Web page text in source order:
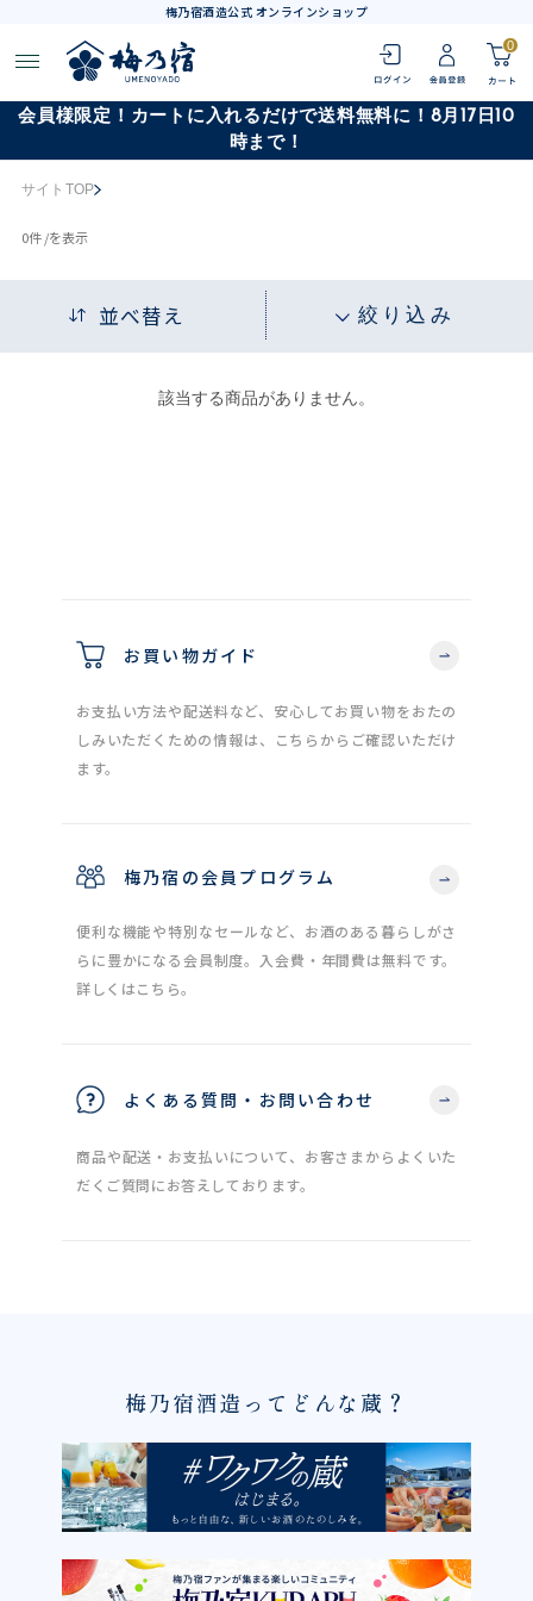
梅乃宿酒造公式 オンラインショップ
0
会員様限定！カートに入れるだけで送料無料に！8月17日10
時まで！
サイトTOP
0件 /を表示
並べ替え 絞り込み
該当する商品がありません。
お買い物ガイド
お支払い方法や配送料など、安心してお買い物をおたの
しみいただくための情報は、こちらからご確認いただけ
ます。
梅乃宿の会員プログラム
便利な機能や特別なセールなど、お酒のある暮らしがさ
らに豊かになる会員制度。入会費・年間費は無料です。
詳しくはこちら。
よくある質問・お問い合わせ
商品や配送・お支払いについて、お客さまからよくいた
だくご質問にお答えしております。
梅乃宿酒造ってどんな蔵？